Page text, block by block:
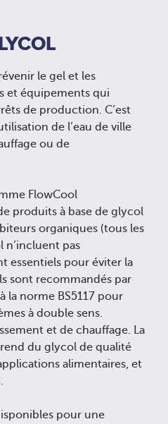
le gel et les
et équipements qui
de production. C’est
de l’eau de ville
ou de
FlowCool
produits à base de glycol
organiques (tous les
n’incluent pas
essentiels pour éviter la
sont recommandés par
la norme BS5117 pour
à double sens.
et de chauffage. La
du glycol de qualité
alimentaires, et
pour une